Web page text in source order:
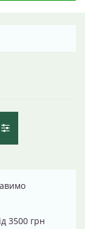
3500 грн